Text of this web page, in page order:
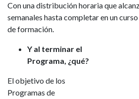
Con una distribución horaria que
semanales hasta completar en un
de formación.
Y al terminar el
Programa, ¿qué?
El objetivo de los
Programas de